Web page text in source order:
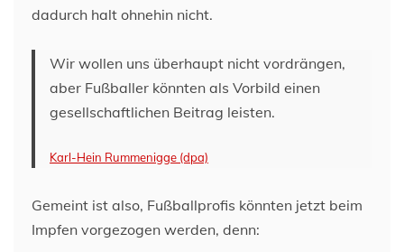
dadurch halt ohnehin nicht.
Wir wollen uns überhaupt nicht vordrängen,
aber Fußballer könnten als Vorbild einen
gesellschaftlichen Beitrag leisten.
Karl-Hein Rummenigge (dpa)
Gemeint ist also, Fußballprofis könnten jetzt beim
Impfen vorgezogen werden, denn: